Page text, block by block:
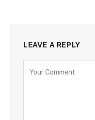
LEAVE A REPLY